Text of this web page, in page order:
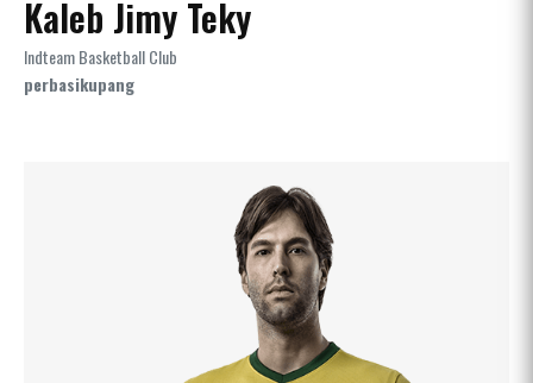
Kaleb Jimy Teky
Indteam Basketball Club
perbasikupang